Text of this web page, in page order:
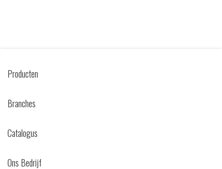
Producten
Branches
Catalogus
Ons Bedrijf